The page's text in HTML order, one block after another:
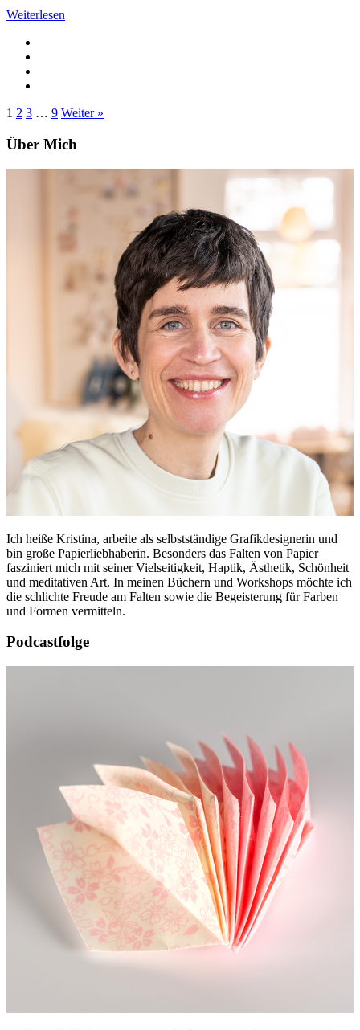
Weiterlesen
1 2 3 … 9 Weiter »
Über Mich
Ich heiße Kristina, arbeite als selbstständige Grafikdesignerin und
bin große Papierliebhaberin. Besonders das Falten von Papier
fasziniert mich mit seiner Vielseitigkeit, Haptik, Ästhetik, Schönheit
und meditativen Art. In meinen Büchern und Workshops möchte ich
die schlichte Freude am Falten sowie die Begeisterung für Farben
und Formen vermitteln.
Podcastfolge